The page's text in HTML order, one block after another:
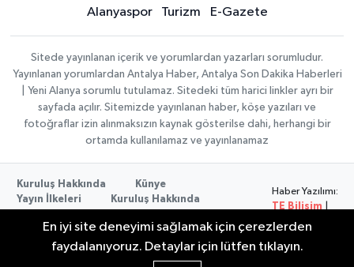
Alanyaspor
Turizm E-Gazete
Sitede yayınlanan içerik ve yorumlardan yazarları sorumludur.
Yayınlanan yorumlardan Antalya Haber, Antalya Son Dakika Haberleri
| Yeni Alanya sorumlu tutulamaz. Sitedeki tüm harici linkler ayrı bir
sayfada açılır. Sitemizde yayınlanan haber, köşe yazıları ve
fotoğraflar izin alınmaksızın kaynak gösterilse dahi, herhangi bir
ortamda kullanılamaz ve yayınlanamaz
Kuruluş Hakkında
Künye
Yayın İlkeleri
Kuruluş Hakkında
Kullanım Şartları
Haber Yazılımı:
TE Bilişim
Copyright ©
En iyi site deneyimi sağlamak için çerezlerden
faydalanıyoruz. Detaylar için lütfen tıklayın.